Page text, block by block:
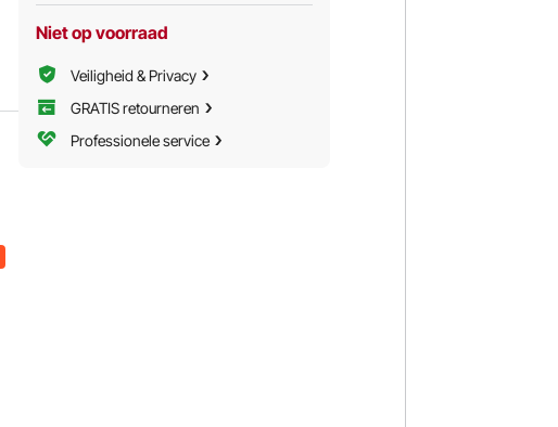
Niet op voorraad
Veiligheid & Privacy
GRATIS retourneren
Professionele service